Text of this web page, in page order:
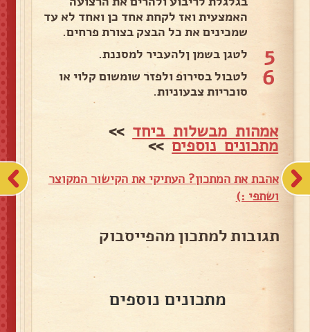
האמצעית ואז לקחת אחד כן ואחד לא עד
שמכינים את כל הבצק בצורת פרחים.
5 לטגן בשמן ןלהעביר למסננת.
6
לטבול בסירופ ולפזר שומשום קלוי או
סוכריות צבעוניות.
אמהות מבשלות ביחד >>
מתכונים נוספים>>
אהבת את המתכון? העתיקי את הקישור המקוצר
ושתפי :)
תגובות למתכון מהפייסבוק
מתכונים נוספים